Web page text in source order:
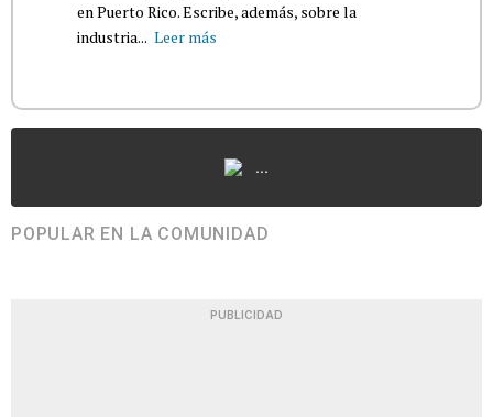
en Puerto Rico. Escribe, además, sobre la
industria... Leer más
...
POPULAR EN LA COMUNIDAD
PUBLICIDAD